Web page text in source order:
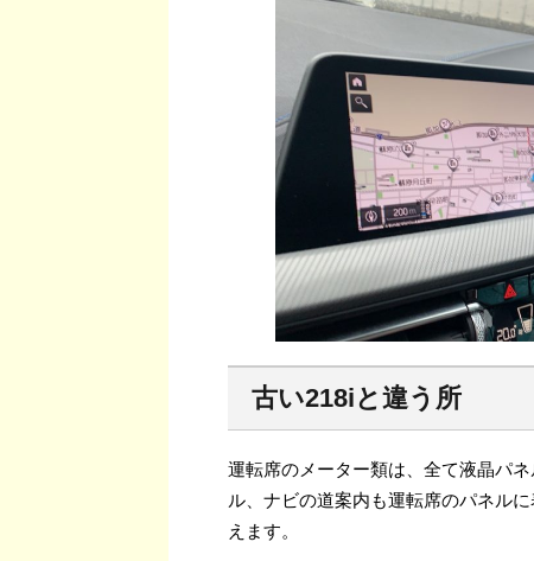
古い218iと違う所
運転席のメーター類は、全て液晶パ
ル、ナビの道案内も運転席のパネル
えます。